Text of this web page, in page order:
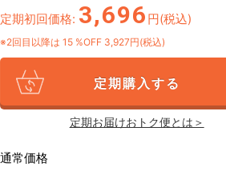
定期初回価格: 3,696 円(税込)
※2回目以降は 15 %OFF 3,927円(税込)
定期購入する
定期お届けおトク便とは＞
通常価格